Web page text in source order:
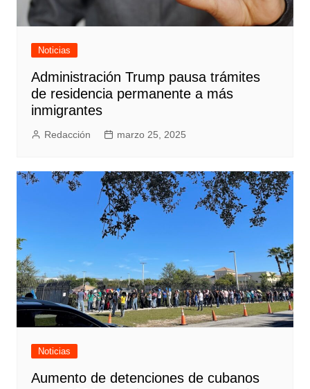
Noticias
Administración Trump pausa trámites
de residencia permanente a más
inmigrantes
Redacción marzo 25, 2025
Noticias
Aumento de detenciones de cubanos